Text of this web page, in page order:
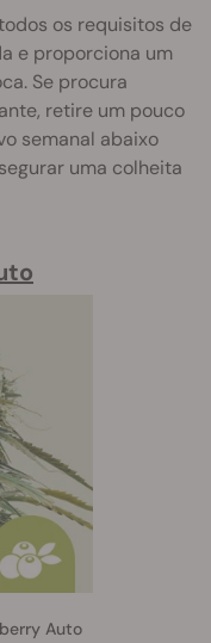
os requisitos de
e proporciona um
Se procura
retire um pouco
semanal abaixo
uma colheita
Auto